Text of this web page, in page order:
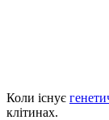
Коли існує
клітинах.